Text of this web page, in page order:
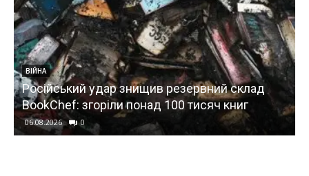
СВІТ
Смартфони з найкращим процесором за свою
ціну: топ-3 моделі літа 2026 року (фото)
06.08.2026